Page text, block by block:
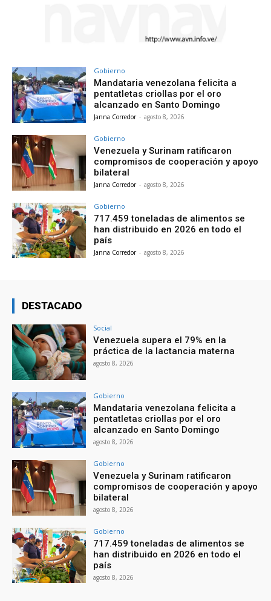
Gobierno
Mandataria venezolana felicita a
pentatletas criollas por el oro
alcanzado en Santo Domingo
Janna Corredor - agosto 8, 2026
Gobierno
Venezuela y Surinam ratificaron
compromisos de cooperación y apoyo
bilateral
Janna Corredor - agosto 8, 2026
Gobierno
717.459 toneladas de alimentos se
han distribuido en 2026 en todo el
país
Janna Corredor - agosto 8, 2026
DESTACADO
Social
Venezuela supera el 79% en la
práctica de la lactancia materna
agosto 8, 2026
Gobierno
Mandataria venezolana felicita a
pentatletas criollas por el oro
alcanzado en Santo Domingo
agosto 8, 2026
Gobierno
Venezuela y Surinam ratificaron
compromisos de cooperación y apoyo
bilateral
agosto 8, 2026
Gobierno
717.459 toneladas de alimentos se
han distribuido en 2026 en todo el
país
agosto 8, 2026